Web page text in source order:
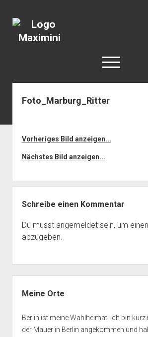
open
< work
Geschichte der Stadt
Impressum
Foto_Marburg_Ritter
Vorheriges Bild anzeigen...
Nächstes Bild anzeigen...
Schreibe einen Kommentar
Du musst angemeldetsein, um
abzugeben.
Meine Orte
Berlin ist meine Wahlheimat. Ich bin kurz
der Mauer in Berlin angekommen und